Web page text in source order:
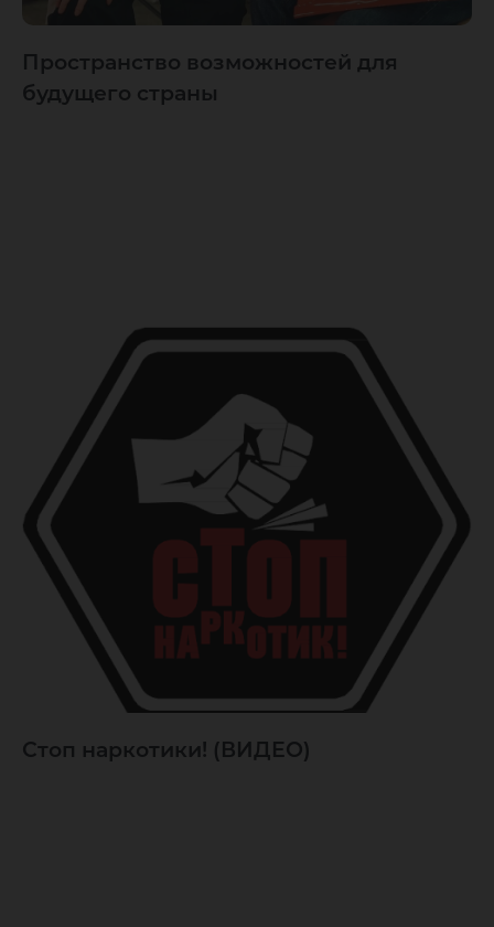
Пространство возможностей для
будущего страны
Стоп наркотики! (ВИДЕО)